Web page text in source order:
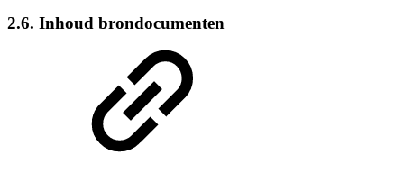
2.6. Inhoud brondocumenten